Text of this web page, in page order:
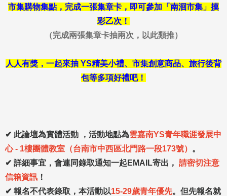
市集購物集點，完成一張集章卡，即可參加「南洄市集」摸
彩乙次！
（完成兩張集章卡抽兩次，以此類推）
人人有獎，一起來抽 YS精美小禮、市集創意商品、旅行後背
包等多項好禮吧！
✔ 此論壇為實體活動 ，活動地點為雲嘉南YS青年職涯發展中
心 - 1樓團體教室（台南市中西區北門路一段173號） 。
✔ 詳細事宜，會連同錄取通知一起EMAIL寄出， 請密切注意
信箱資訊 ！
✔ 報名不代表錄取，本活動以15-29歲青年優先。但先報名就